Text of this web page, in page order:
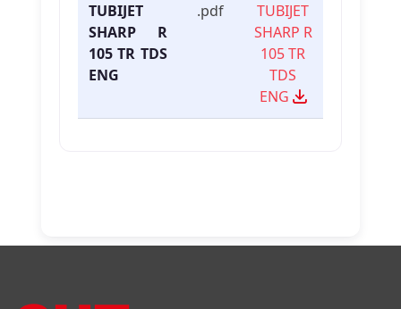
TUBIJET
SHARP R
105 TR TDS
ENG
.pdf
TUBIJET
SHARP R
105 TR
TDS
ENG